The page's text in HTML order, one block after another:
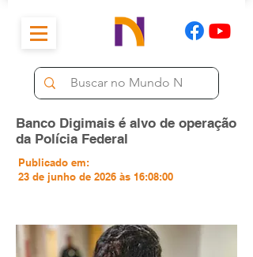
Banco Digimais é alvo de operação
da Polícia Federal
Publicado em:
23 de junho de 2026 às 16:08:00